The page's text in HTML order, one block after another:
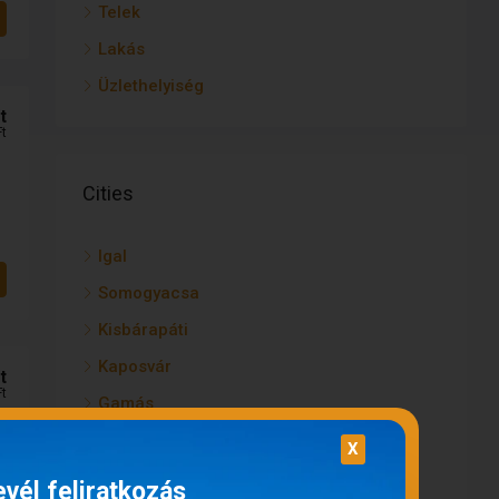
Telek
Lakás
Üzlethelyiség
Cities
Igal
Somogyacsa
Kisbárapáti
Kaposvár
Gamás
Lengyeltóti
X
feliratkozás